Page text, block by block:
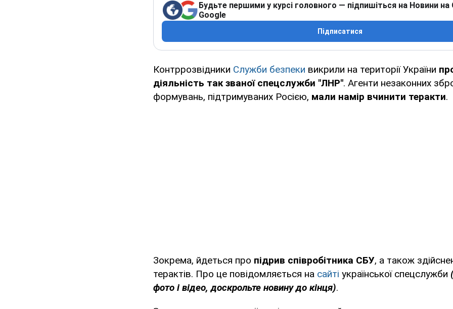
Будьте першими у курсі головного — підпишіться на Новини на
Google
Підписатися
Контррозвідники Служби безпеки викрили на території України
діяльність так званої спецслужби "ЛНР". Агенти незаконних
формувань, підтримуваних Росією, мали намір вчинити теракти.
Зокрема, йдеться про підрив співробітника СБУ, а також
терактів. Про це повідомляється на сайті української спецслужби
фото і відео, доскрольте новину до кінця).